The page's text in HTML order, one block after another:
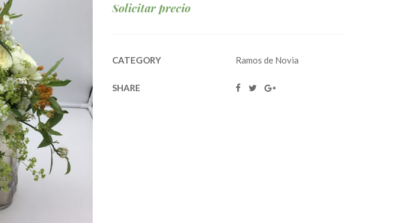
Solicitar precio
CATEGORY Ramos de Novia
SHARE